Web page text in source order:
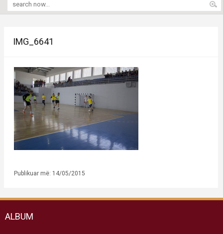
IMG_6641
Publikuar më: 14/05/2015
ALBUM